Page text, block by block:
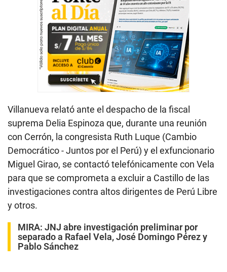
Villanueva relató ante el despacho de la fiscal
suprema Delia Espinoza que, durante una reunión
con Cerrón, la congresista Ruth Luque (Cambio
Democrático - Juntos por el Perú) y el exfuncionario
Miguel Girao, se contactó telefónicamente con Vela
para que se comprometa a excluir a Castillo de las
investigaciones contra altos dirigentes de Perú Libre
y otros.
MIRA: JNJ abre investigación preliminar por
separado a Rafael Vela, José Domingo Pérez y
Pablo Sánchez